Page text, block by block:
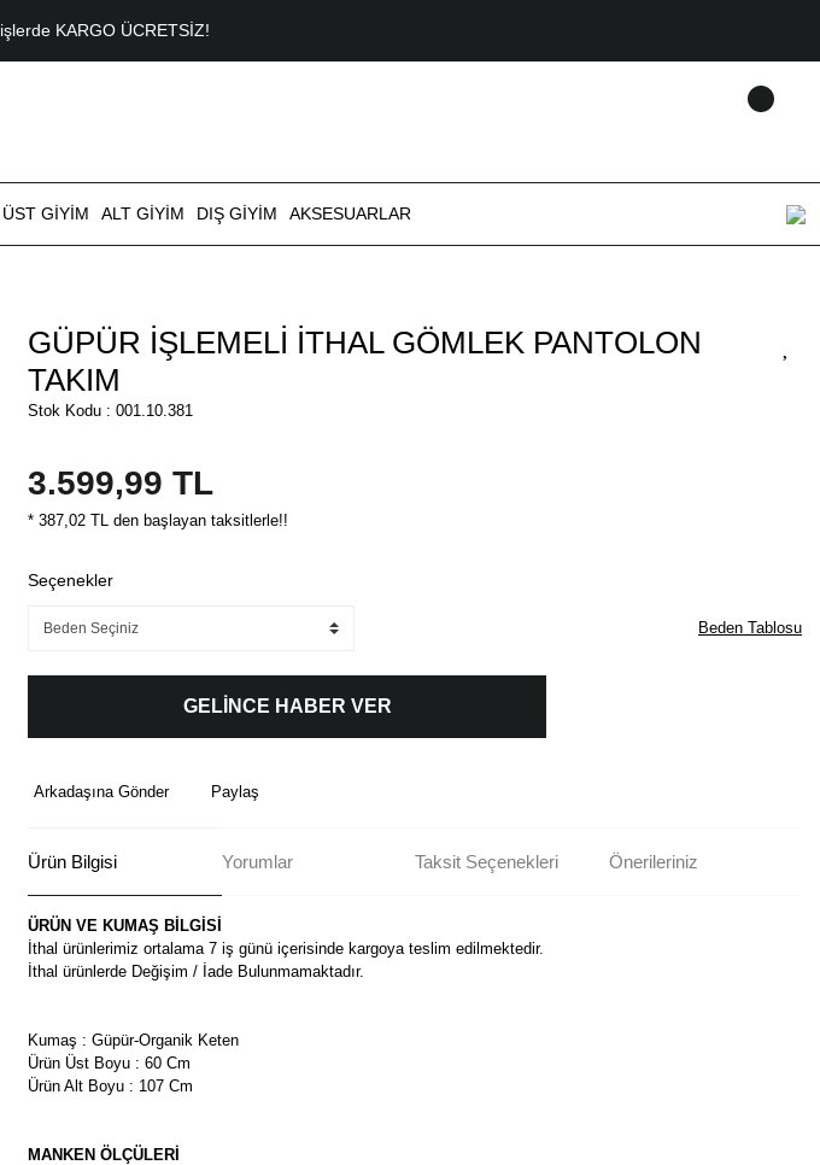
KARGO ÜCRETSİZ!
ÜST GİYİM ALT GİYİM DIŞ GİYİM AKSESUARLAR
GÜPÜR İŞLEMELİ İTHAL GÖMLEK PANTOLON
TAKIM
Stok Kodu : 001.10.381
3.599,99 TL
* 387,02 TL den başlayan taksitlerle!!
Seçenekler
Beden Tablosu
GELİNCE HABER VER
Arkadaşına Gönder Paylaş
Ürün Bilgisi Yorumlar Taksit Seçenekleri Önerileriniz
ÜRÜN VE KUMAŞ BİLGİSİ
İthal ürünlerimiz ortalama 7 iş günü içerisinde kargoya teslim edilmektedir.
İthal ürünlerde Değişim / İade Bulunmamaktadır.
Kumaş : Güpür-Organik Keten
Ürün Üst Boyu : 60 Cm
Ürün Alt Boyu : 107 Cm
MANKEN ÖLÇÜLERİ